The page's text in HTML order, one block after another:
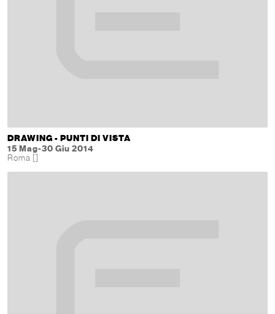
DRAWING - PUNTI DI VISTA
15 Mag-30 Giu 2014
Roma []